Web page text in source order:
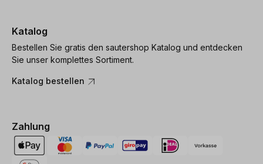
Katalog
Bestellen Sie gratis den sautershop Katalog und entdecken
Sie unser komplettes Sortiment.
Katalog bestellen
Zahlung